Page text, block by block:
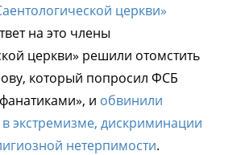
церкви»
на это члены
церкви» решили отомстить
который попросил ФСБ
и обвинили
экстремизме, дискриминации
нетерпимости.